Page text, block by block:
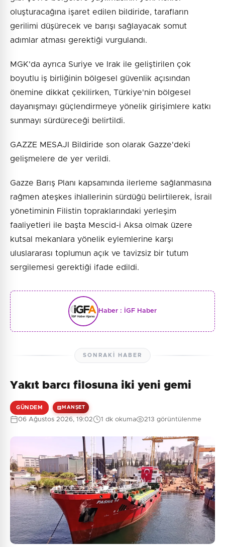
oluşturacağına işaret edilen bildiride, tarafların
gerilimi düşürecek ve barışı sağlayacak somut
adımlar atması gerektiği vurgulandı.
MGK'da ayrıca Suriye ve Irak ile geliştirilen çok
boyutlu iş birliğinin bölgesel güvenlik açısından
önemine dikkat çekilirken, Türkiye'nin bölgesel
dayanışmayı güçlendirmeye yönelik girişimlere katkı
sunmayı sürdüreceği belirtildi.
GAZZE MESAJI Bildiride son olarak Gazze'deki
gelişmelere de yer verildi.
Gazze Barış Planı kapsamında ilerleme sağlanmasına
rağmen ateşkes ihlallerinin sürdüğü belirtilerek, İsrail
yönetiminin Filistin topraklarındaki yerleşim
faaliyetleri ile başta Mescid-i Aksa olmak üzere
kutsal mekanlara yönelik eylemlerine karşı
uluslararası toplumun açık ve tavizsiz bir tutum
sergilemesi gerektiği ifade edildi.
Haber : İGF Haber
SONRAKI HABER
Yakıt barcı filosuna iki yeni gemi
GÜNDEM MANŞET
06 Ağustos 2026, 19:02 1 dk okuma 213 görüntülenme